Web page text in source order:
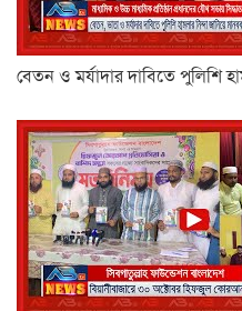
বেতন ও মর্যাদার দাবিতে পুলিশি